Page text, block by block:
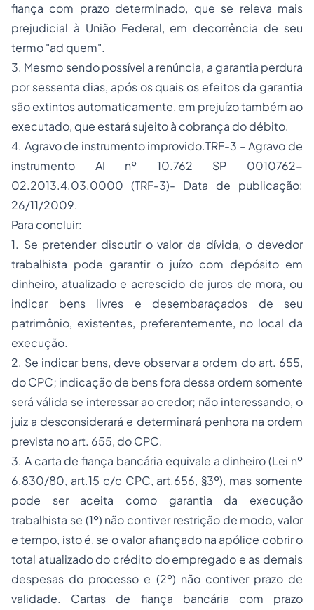
fiança com prazo determinado, que se releva mais
prejudicial à União Federal, em decorrência de seu
termo "ad quem".
3. Mesmo sendo possível a renúncia, a garantia perdura
por sessenta dias, após os quais os efeitos da garantia
são extintos automaticamente, em prejuízo também ao
executado, que estará sujeito à cobrança do débito.
4. Agravo de instrumento improvido.TRF-3 – Agravo de
instrumento AI nº 10.762 SP 0010762-
02.2013.4.03.0000 (TRF-3)- Data de publicação:
26/11/2009.
Para concluir:
1. Se pretender discutir o valor da dívida, o devedor
trabalhista pode garantir o juízo com depósito em
dinheiro, atualizado e acrescido de juros de mora, ou
indicar bens livres e desembaraçados de seu
patrimônio, existentes, preferentemente, no local da
execução.
2. Se indicar bens, deve observar a ordem do art. 655,
do CPC; indicação de bens fora dessa ordem somente
será válida se interessar ao credor; não interessando, o
juiz a desconsiderará e determinará penhora na ordem
prevista no art. 655, do CPC.
3. A carta de fiança bancária equivale a dinheiro (Lei nº
6.830/80, art.15 c/c CPC, art.656, §3º), mas somente
pode ser aceita como garantia da execução
trabalhista se (1º) não contiver restrição de modo, valor
e tempo, isto é, se o valor afiançado na apólice cobrir o
total atualizado do crédito do empregado e as demais
despesas do processo e (2º) não contiver prazo de
validade. Cartas de fiança bancária com prazo